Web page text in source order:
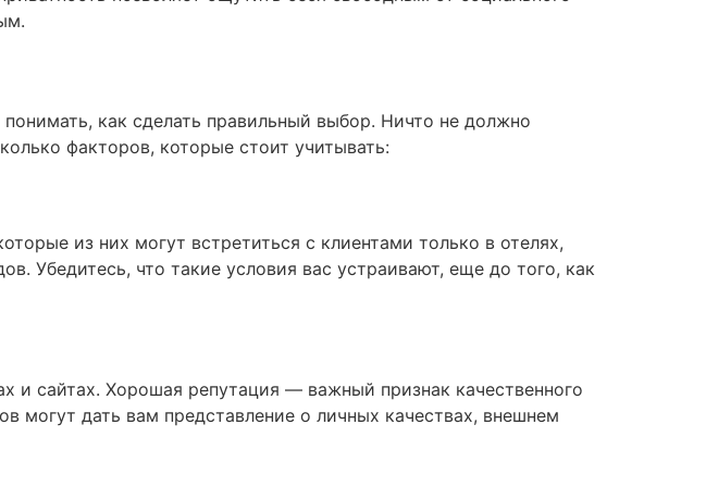
как сделать правильный выбор. Ничто не должно
факторов, которые стоит учитывать:
из них могут встретиться с клиентами только в отелях,
Убедитесь, что такие условия вас устраивают, еще до того, как
и сайтах. Хорошая репутация — важный признак качественного
могут дать вам представление о личных качествах, внешнем